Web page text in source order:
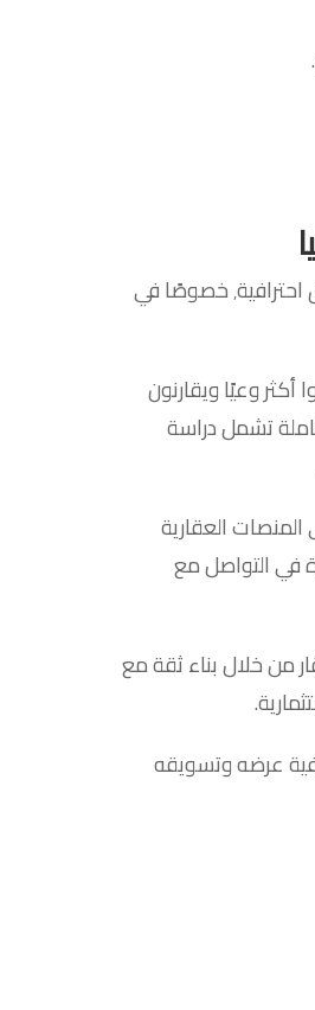
في سوق تنافسي مثل اسطنبول، لا يكفي الإعلان فقط — بل يجب اتباع خطة تسويق احترافية٬ خصوصًا في
وعيًا ويقارنون
تشمل دراسة
العقارية
متخصصة٬ والتي تمتلك الخبرة في التواصل مع
من خلال بناء ثقة مع
عرضه وتسويقه